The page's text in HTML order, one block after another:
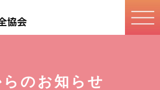
のお知らせ